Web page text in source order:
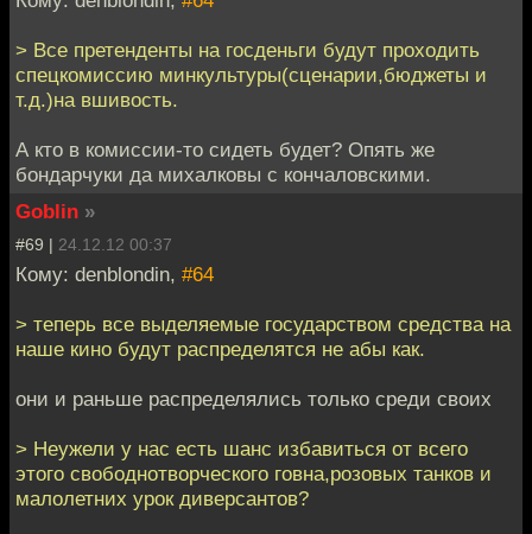
> Все претенденты на госденьги будут проходить
спецкомиссию минкультуры(сценарии,бюджеты и
т.д.)на вшивость.
А кто в комиссии-то сидеть будет? Опять же
бондарчуки да михалковы с кончаловскими.
Goblin »
#69 | 24.12.12 00:37
Кому: denblondin, #64
> теперь все выделяемые государством средства на
наше кино будут распределятся не абы как.
они и раньше распределялись только среди своих
> Неужели у нас есть шанс избавиться от всего
этого свободнотворческого говна,розовых танков и
малолетних урок диверсантов?